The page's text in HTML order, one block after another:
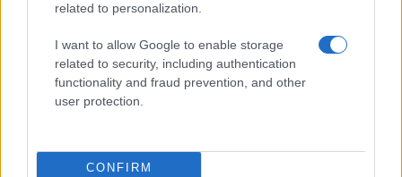
related to personalization.
I want to allow Google to enable storage
related to security, including authentication
functionality and fraud prevention, and other
user protection.
CONFIRM
d’Ormuz
Thomas Lefevre · 6 Août 2026